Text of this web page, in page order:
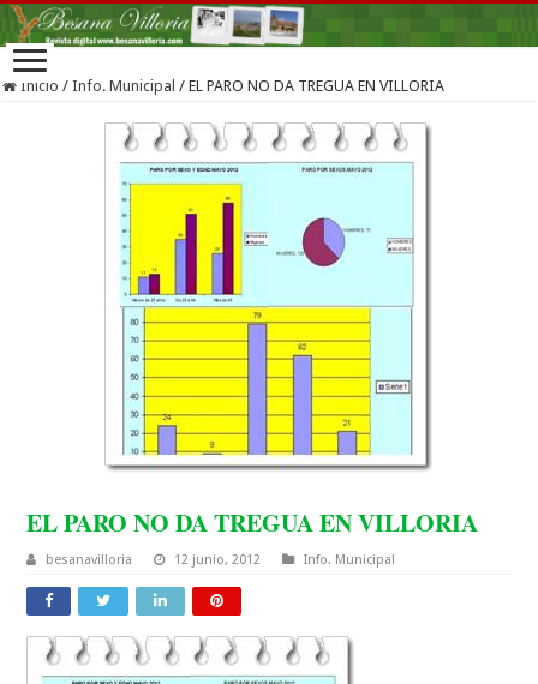
Inicio / Info. Municipal / EL PARO NO DA TREGUA EN VILLORIA
EL PARO NO DA TREGUA EN VILLORIA
besanavilloria 12 junio, 2012 Info. Municipal